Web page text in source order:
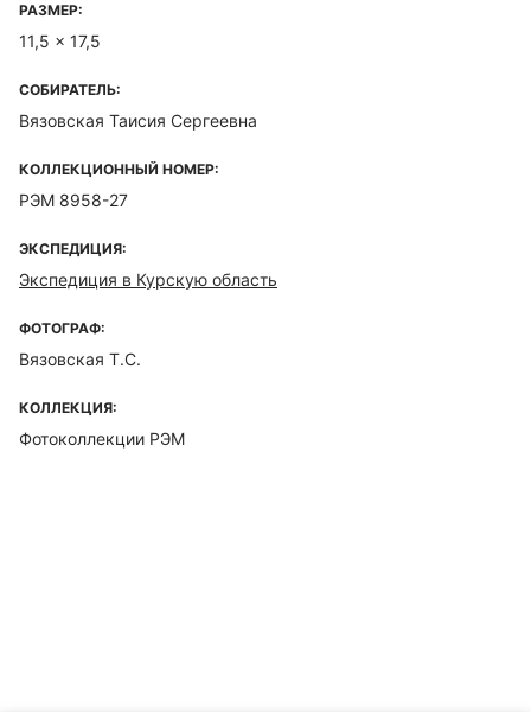
РАЗМЕР:
11,5 x 17,5
СОБИРАТЕЛЬ:
Вязовская Таисия Сергеевна
КОЛЛЕКЦИОННЫЙ НОМЕР:
РЭМ 8958-27
ЭКСПЕДИЦИЯ:
Экспедиция в Курскую область
ФОТОГРАФ:
Вязовская Т.С.
КОЛЛЕКЦИЯ:
Фотоколлекции РЭМ